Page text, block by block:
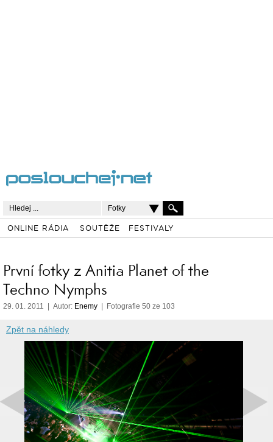
Fotky
ONLINE RÁDIA SOUTĚŽE FESTIVALY
První fotky z Anitia Planet of the
Techno Nymphs
29. 01. 2011 | Autor: Enemy | Fotografie 50 ze 103
Zpět na náhledy